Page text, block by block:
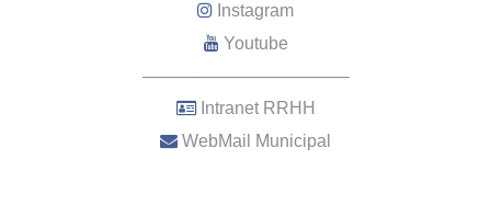
Instagram
Youtube
–––––––––––––––––––––
Intranet RRHH
WebMail Municipal